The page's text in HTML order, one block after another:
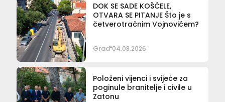
DOK SE SADE KOŠĆELE,
OTVARA SE PITANJE Što je s
četverotračnim Vojnovićem?
Grad 04.08.2026
Položeni vijenci i svijeće za
poginule branitelje i civile u
Zatonu